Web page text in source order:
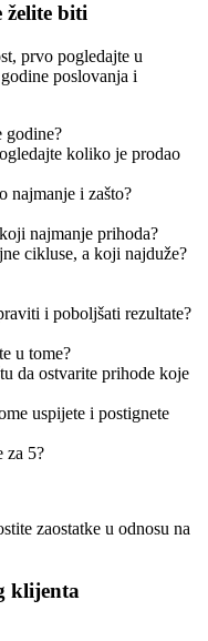
želite biti
prvo pogledajte u
poslovanja i
godine?
koliko je prodao
najmanje i zašto?
najmanje prihoda?
cikluse, a koji najduže?
i poboljšati rezultate?
u tome?
da ostvarite prihode koje
uspijete i postignete
za 5?
zaostatke u odnosu na
klijenta